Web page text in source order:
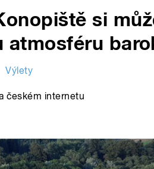
si
atmosféru
Výlety
českém internetu